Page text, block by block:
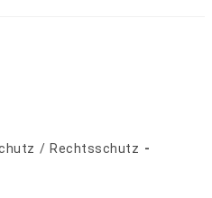
/ Rechtsschutz